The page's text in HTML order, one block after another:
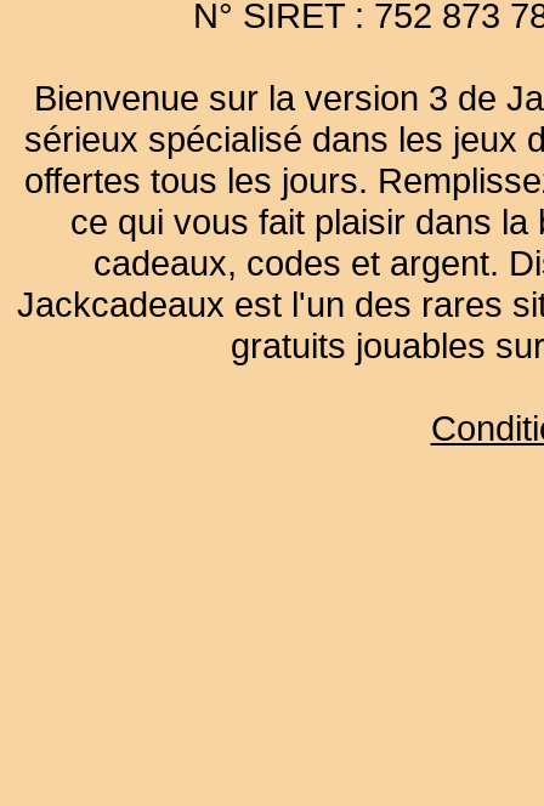
N° SIRET : 752 873
Bienvenue sur la version 3 de
sérieux spécialisé dans les jeux
offertes tous les jours.
ce qui vous fait plaisir dans
cadeaux, codes et argent.
Jackcadeaux est l'un des rares
gratuits jouables